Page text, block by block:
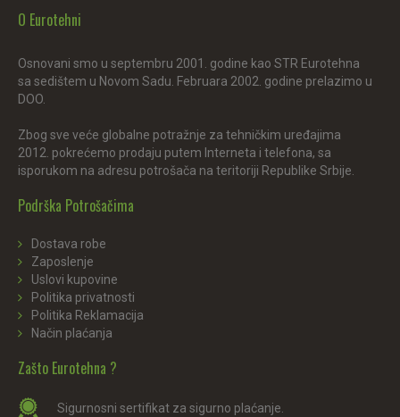
O Eurotehni
Osnovani smo u septembru 2001. godine kao STR Eurotehna
sa sedištem u Novom Sadu. Februara 2002. godine prelazimo u
DOO.
Zbog sve veće globalne potražnje za tehničkim uređajima
2012. pokrećemo prodaju putem Interneta i telefona, sa
isporukom na adresu potrošača na teritoriji Republike Srbije.
Podrška Potrošačima
Dostava robe
Zaposlenje
Uslovi kupovine
Politika privatnosti
Politika Reklamacija
Način plaćanja
Zašto Eurotehna ?
Sigurnosni sertifikat za sigurno plaćanje.